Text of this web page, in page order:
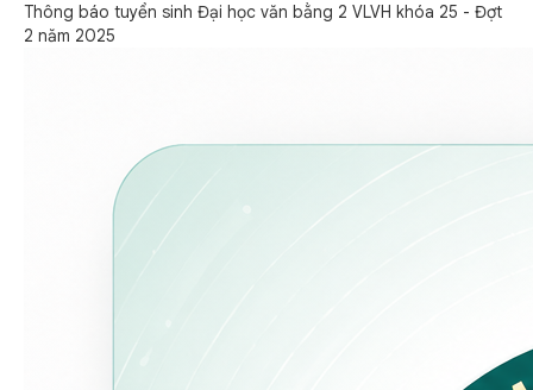
Thông báo tuyển sinh Đại học văn bằng 2 VLVH khóa 25 - Đợt
2 năm 2025